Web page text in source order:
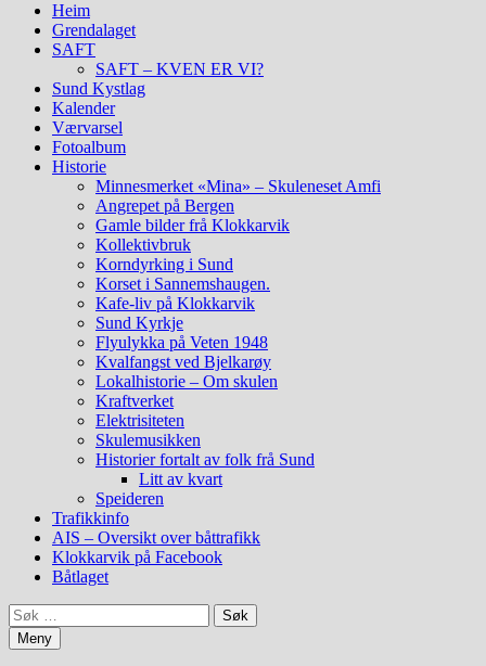
Heim
Grendalaget
SAFT
SAFT – KVEN ER VI?
Sund Kystlag
Kalender
Værvarsel
Fotoalbum
Historie
Minnesmerket «Mina» – Skuleneset Amfi
Angrepet på Bergen
Gamle bilder frå Klokkarvik
Kollektivbruk
Korndyrking i Sund
Korset i Sannemshaugen.
Kafe-liv på Klokkarvik
Sund Kyrkje
Flyulykka på Veten 1948
Kvalfangst ved Bjelkarøy
Lokalhistorie – Om skulen
Kraftverket
Elektrisiteten
Skulemusikken
Historier fortalt av folk frå Sund
Litt av kvart
Speideren
Trafikkinfo
AIS – Oversikt over båttrafikk
Klokkarvik på Facebook
Båtlaget
Søk
etter:
Meny